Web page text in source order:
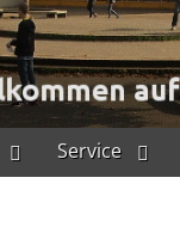
Service